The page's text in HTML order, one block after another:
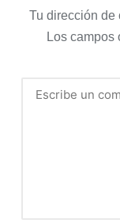
Tu dirección de
Los campos